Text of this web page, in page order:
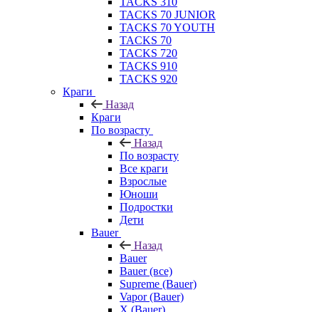
TACKS 70 JUNIOR
TACKS 70 YOUTH
TACKS 70
TACKS 720
TACKS 910
TACKS 920
Краги
Назад
Краги
По возрасту
Назад
По возрасту
Все краги
Взрослые
Юноши
Подростки
Дети
Bauer
Назад
Bauer
Bauer (все)
Supreme (Bauer)
Vapor (Bauer)
X (Bauer)